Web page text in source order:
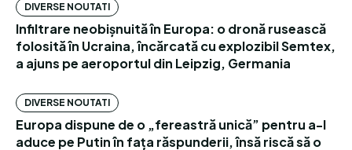
DIVERSE NOUTATI
Infiltrare neobișnuită în Europa: o dronă rusească
folosită în Ucraina, încărcată cu explozibil Semtex,
a ajuns pe aeroportul din Leipzig, Germania
DIVERSE NOUTATI
Europa dispune de o „fereastră unică” pentru a-l
aduce pe Putin în fața răspunderii, însă riscă să o